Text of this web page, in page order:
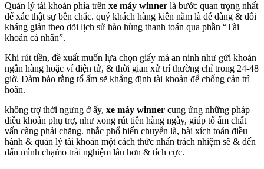
Quản lý tài khoản phía trên xe máy winner là bước quan trọng nhất
để xác thật sự bền chắc. quý khách hàng kiên nắm là dễ dàng & đối
kháng giản theo dõi lịch sử hào hùng thanh toán qua phần “Tài
khoản cá nhân”.
Khi rút tiền, đề xuất muốn lựa chọn giấy má an ninh như gửi khoản
ngân hàng hoặc ví điện tử, & thời gian xử trí thường chỉ trong 24-48
giờ. Đảm bảo rằng tổ ấm sẽ khẳng định tài khoản để chống cản trì
hoãn.
không trợ thời ngưng ở ấy, xe máy winner cung ứng những pháp
điều khoản phụ trợ, như xong rút tiền hàng ngày, giúp tổ ấm chất
vấn càng phải chăng. nhắc phổ biến chuyển là, bài xích toán điều
hành & quản lý tài khoản một cách thức nhấn trách nhiệm sẽ & đến
dấn mình chạm̀o trải nghiệm lâu hơn & tích cực.